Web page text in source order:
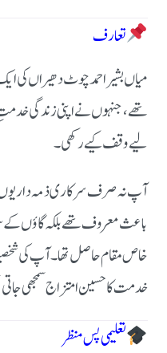
تعارف
میاں بشیر احمد چوٹ دھیراں کی
تھے، جنہوں نے اپنی زندگی
لیے وقف کیے رکھی۔
آپ نہ صرف سرکاری ذمہ داریوں
باعث معروف تھے بلکہ گاؤں کے
خاص مقام حاصل تھا۔ آپ کی
خدمت کا حسین امتزاج سمجھی
تعلیمی پس منظر